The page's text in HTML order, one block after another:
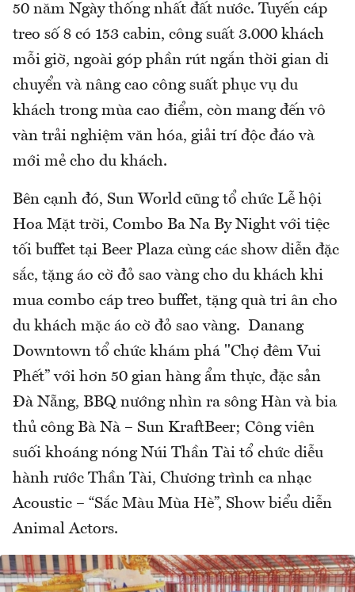
50 năm Ngày thống nhất đất nước. Tuyến cáp
treo số 8 có 153 cabin, công suất 3.000 khách
mỗi giờ, ngoài góp phần rút ngắn thời gian di
chuyển và nâng cao công suất phục vụ du
khách trong mùa cao điểm, còn mang đến vô
vàn trải nghiệm văn hóa, giải trí độc đáo và
mới mẻ cho du khách.
Bên cạnh đó, Sun World cũng tổ chức Lễ hội
Hoa Mặt trời, Combo Ba Na By Night với tiệc
tối buffet tại Beer Plaza cùng các show diễn đặc
sắc, tặng áo cờ đỏ sao vàng cho du khách khi
mua combo cáp treo buffet, tặng quà tri ân cho
du khách mặc áo cờ đỏ sao vàng. Danang
Downtown tổ chức khám phá "Chợ đêm Vui
Phết” với hơn 50 gian hàng ẩm thực, đặc sản
Đà Nẵng, BBQ nướng nhìn ra sông Hàn và bia
thủ công Bà Nà – Sun KraftBeer; Công viên
suối khoáng nóng Núi Thần Tài tổ chức diễu
hành rước Thần Tài, Chương trình ca nhạc
Acoustic – “Sắc Màu Mùa Hè”, Show biểu diễn
Animal Actors.